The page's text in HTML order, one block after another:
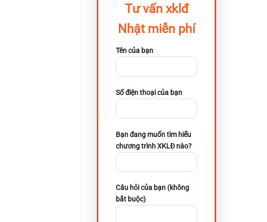
Tư vấn xklđ
Nhật miễn phí
Tên của bạn
Số điện thoại của bạn
Bạn đang muốn tìm hiểu
chương trình XKLĐ nào?
Câu hỏi của bạn (không
bắt buộc)